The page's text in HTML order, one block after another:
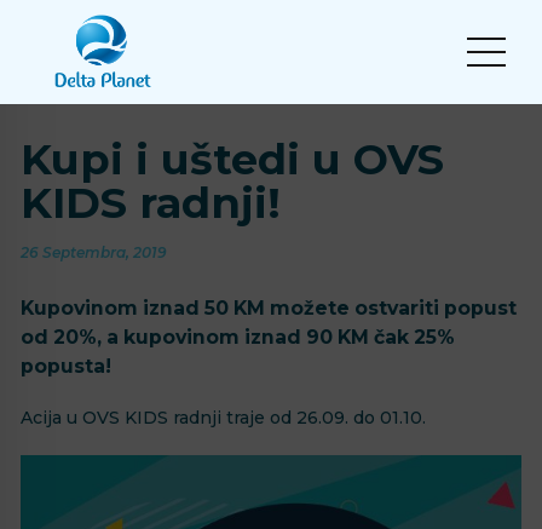
Kupi i uštedi u OVS
KIDS radnji!
26 Septembra, 2019
Kupovinom iznad 50 KM možete ostvariti popust
od 20%, a kupovinom iznad 90 KM čak 25%
popusta!
Acija u OVS KIDS radnji traje od 26.09. do 01.10.